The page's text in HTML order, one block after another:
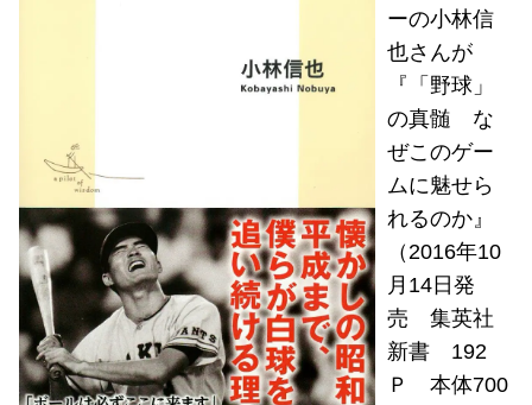
ーの小林信
也さんが
『「野球」
の真髄 な
ぜこのゲー
ムに魅せら
れるのか』
（2016年10
月14日発
売 集英社
新書 192
Ｐ 本体700